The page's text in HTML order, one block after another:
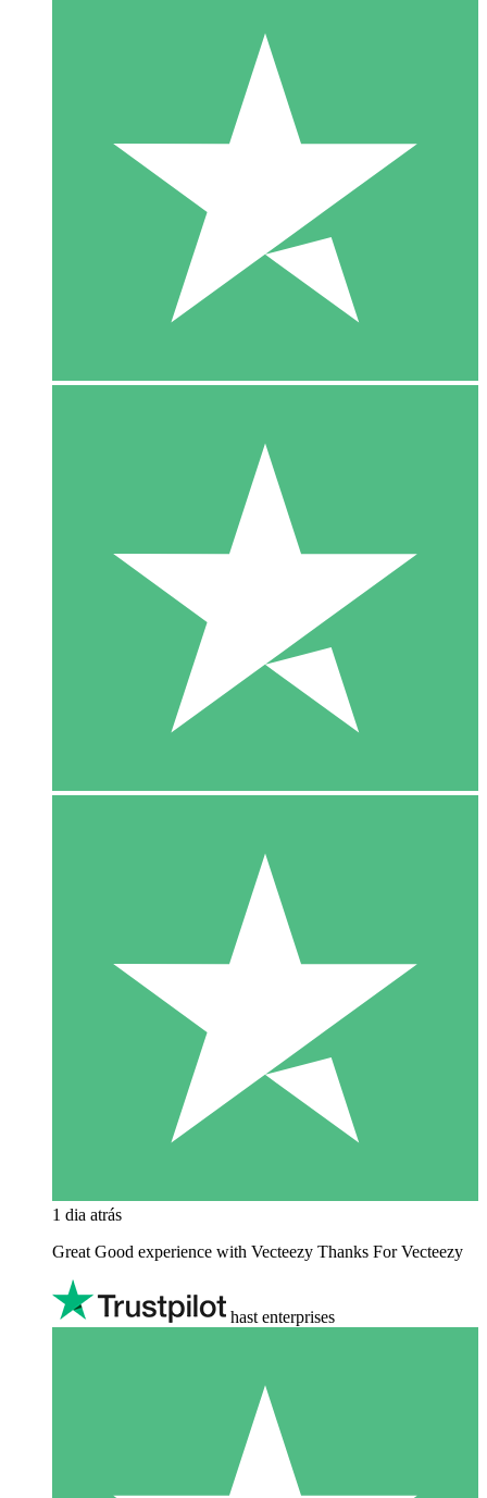
1 dia atrás
Great Good experience with Vecteezy Thanks For Vecteezy
hast enterprises